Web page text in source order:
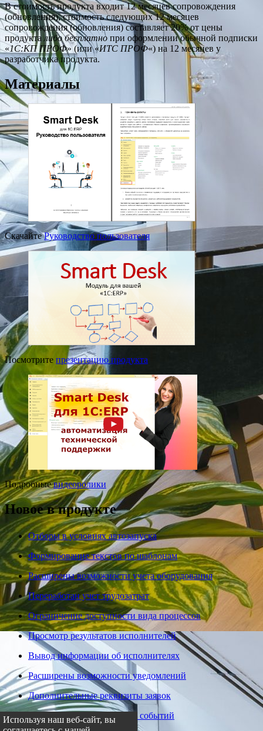
В стоимость продукта входит 12 месяцев сопровождения
(обновления), стоимость следующих 12 месяцев
сопровождения (обновления) составляет 20% от цены
продукта либо бесплатно при оформлении обычной подписки
«1С:КП ПРОФ» (или «ИТС ПРОФ«) на 12 месяцев у
разработчика продукта.
Материалы
СкачайтеРуководство пользователя
Посмотрите презентацию продукта
Подробныевидеоролики
Новое в продукте
Отборы в условиях автозапуска
Формирование текстов по шаблонам
Расширены возможности учета оборудования
Переработан учет трудозатрат
Ограничение доступности вида процессов
Просмотр результатов исполнителей
Вывод информации об исполнителях
Расширены возможности уведомлений
Дополнительные реквизиты заявок
Расширение возможностей событий
Используя наш веб-сайт, вы